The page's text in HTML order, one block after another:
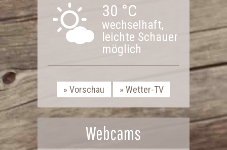
30 °C
wechselhaft,
leichte Schauer
möglich
Vorschau Wetter-TV
Webcams